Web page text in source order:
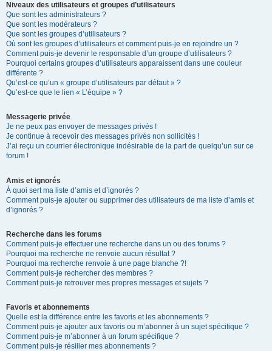
Niveaux des utilisateurs et groupes d’utilisateurs
Que sont les administrateurs ?
Que sont les modérateurs ?
Que sont les groupes d’utilisateurs ?
Où sont les groupes d’utilisateurs et comment puis-je en rejoindre un ?
Comment puis-je devenir le responsable d’un groupe d’utilisateurs ?
Pourquoi certains groupes d’utilisateurs apparaissent dans une couleur
différente ?
Qu’est-ce qu’un « groupe d’utilisateurs par défaut » ?
Qu’est-ce que le lien « L’équipe » ?
Messagerie privée
Je ne peux pas envoyer de messages privés !
Je continue à recevoir des messages privés non sollicités !
J’ai reçu un courrier électronique indésirable de la part de quelqu’un sur ce
forum !
Amis et ignorés
À quoi sert ma liste d’amis et d’ignorés ?
Comment puis-je ajouter ou supprimer des utilisateurs de ma liste d’amis et
d’ignorés ?
Recherche dans les forums
Comment puis-je effectuer une recherche dans un ou des forums ?
Pourquoi ma recherche ne renvoie aucun résultat ?
Pourquoi ma recherche renvoie à une page blanche ?!
Comment puis-je rechercher des membres ?
Comment puis-je retrouver mes propres messages et sujets ?
Favoris et abonnements
Quelle est la différence entre les favoris et les abonnements ?
Comment puis-je ajouter aux favoris ou m’abonner à un sujet spécifique ?
Comment puis-je m’abonner à un forum spécifique ?
Comment puis-je résilier mes abonnements ?